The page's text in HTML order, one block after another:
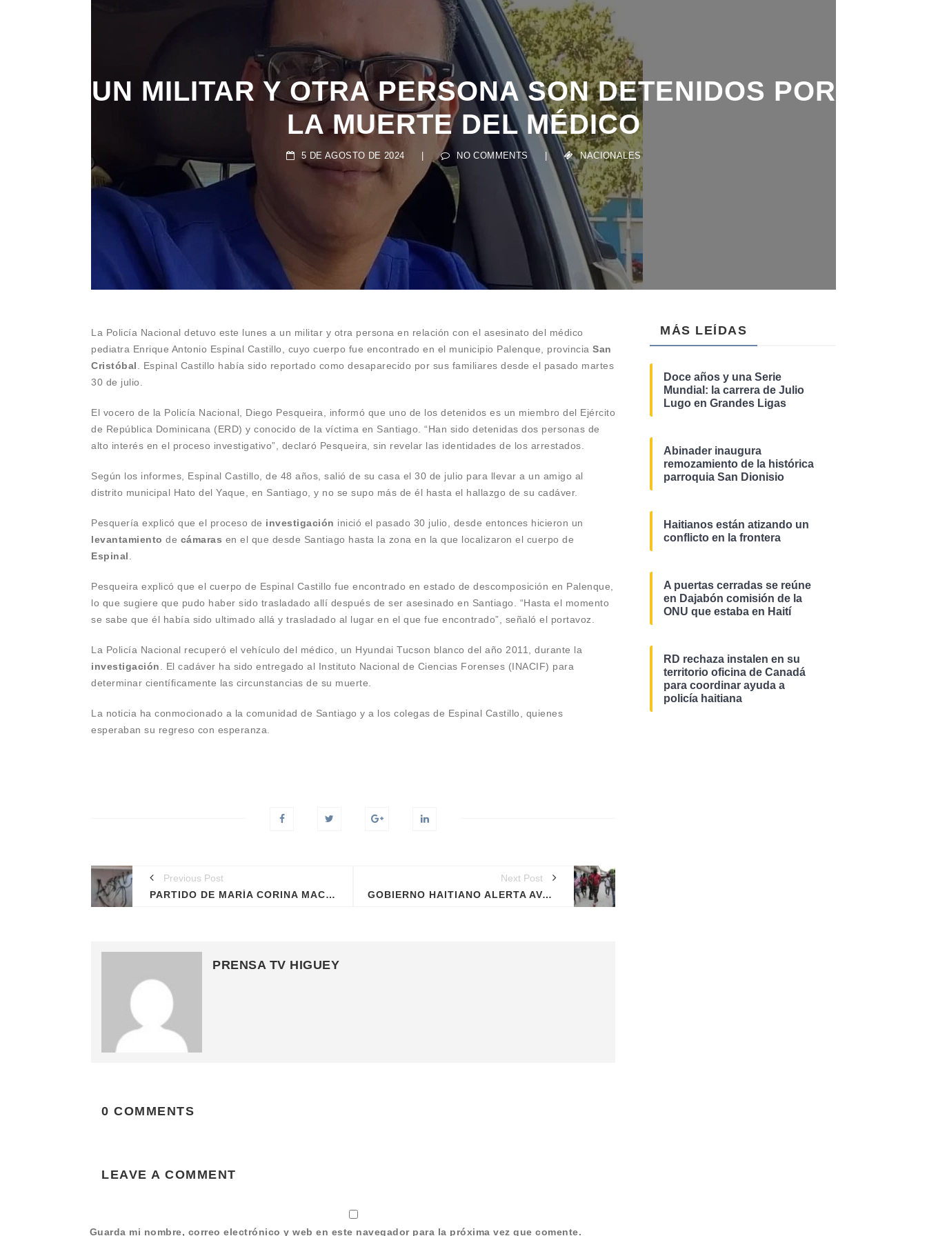
UN MILITAR Y OTRA PERSONA SON DETENIDOS POR
LA MUERTE DEL MÉDICO
5 DE AGOSTO DE 2024 NO COMMENTS NACIONALES
La Policía Nacional detuvo este lunes a un militar y otra persona en relación con el asesinato del médico
pediatra Enrique Antonio Espinal Castillo, cuyo cuerpo fue encontrado en el municipio Palenque, provincia San
Cristóbal . Espinal Castillo había sido reportado como desaparecido por sus familiares desde el pasado martes
30 de julio.
El vocero de la Policía Nacional, Diego Pesqueira, informó que uno de los detenidos es un miembro del Ejército
de República Dominicana (ERD) y conocido de la víctima en Santiago. “Han sido detenidas dos personas de
alto interés en el proceso investigativo”, declaró Pesqueira, sin revelar las identidades de los arrestados.
Según los informes, Espinal Castillo, de 48 años, salió de su casa el 30 de julio para llevar a un amigo al
distrito municipal Hato del Yaque, en Santiago, y no se supo más de él hasta el hallazgo de su cadáver.
Pesquería explicó que el proceso de investigación inició el pasado 30 julio, desde entonces hicieron un
levantamiento de cámaras en el que desde Santiago hasta la zona en la que localizaron el cuerpo de
Espinal
Pesqueira explicó que el cuerpo de Espinal Castillo fue encontrado en estado de descomposición en Palenque,
lo que sugiere que pudo haber sido trasladado allí después de ser asesinado en Santiago. “Hasta el momento
se sabe que él había sido ultimado allá y trasladado al lugar en el que fue encontrado”, señaló el portavoz.
La Policía Nacional recuperó el vehículo del médico, un Hyundai Tucson blanco del año 2011, durante la
investigación . El cadáver ha sido entregado al Instituto Nacional de Ciencias Forenses (INACIF) para
determinar científicamente las circunstancias de su muerte.
La noticia ha conmocionado a la comunidad de Santiago y a los colegas de Espinal Castillo, quienes
esperaban su regreso con esperanza.
Previous Post
PARTIDO DE MARÍA CORINA MACHADO DENUNCIA ATRACO ARMADO A SU SEDE EN CARACAS
Next Post
GOBIERNO HAITIANO ALERTA AVANCE DE BANDAS HACIA FRONTERA CON REPÚBLICA DOMINICANA
PRENSA TV HIGUEY
0 COMMENTS
LEAVE A COMMENT
Guarda mi nombre, correo electrónico y web en este navegador para la próxima vez que comente.
MÁS LEÍDAS
Doce años y una Serie
Mundial: la carrera de Julio
Lugo en Grandes Ligas
Abinader inaugura
remozamiento de la histórica
parroquia San Dionisio
Haitianos están atizando un
conflicto en la frontera
A puertas cerradas se reúne
en Dajabón comisión de la
ONU que estaba en Haití
RD rechaza instalen en su
territorio oficina de Canadá
para coordinar ayuda a
policía haitiana